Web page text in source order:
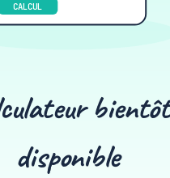
CALCUL
bientôt
disponible